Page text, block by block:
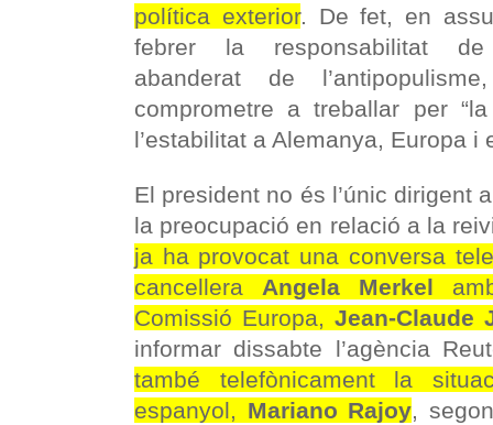
política exterior. De fet, en
febrer la responsabilitat
abanderat de
comprometre a treballar per
l’estabilitat a Alemanya, Europa i
El president no és l’únic dirigent
la preocupació en relació a la
ja ha provocat una conversa
cancellera Angela Merkel
Comissió Europa, Jean-Claude
informar dissabte l’agència
també telefònicament la
espanyol, Mariano Rajoy,